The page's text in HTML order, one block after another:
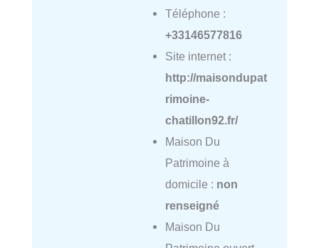
Téléphone :
+33146577816
Site internet :
http://maisondupat
rimoine-
chatillon92.fr/
Maison Du
Patrimoine à
domicile : non
renseigné
Maison Du